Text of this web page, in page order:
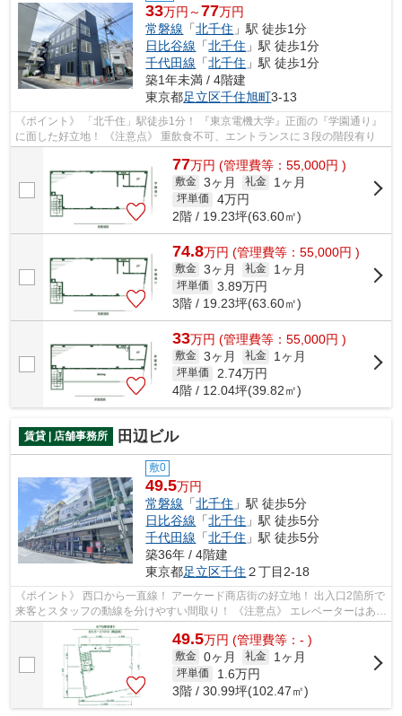
33万円～77万円
常磐線 「北千住 」駅 徒歩1分
日比谷線 「北千住 」駅 徒歩1分
千代田線 「北千住 」駅 徒歩1分
築1年未満 / 4階建
東京都足立区千住旭町3-13
《ポイント》 「北千住」駅徒歩1分！ 『東京電機大学』正面の『学園通り』
に面した好立地！ 《注意点》 重飲食不可、エントランスに３段の階段有り
77万円 (管理費等：55,000円 )
敷金 3ヶ月 礼金 1ヶ月
坪単価 4万円
2階 / 19.23坪(63.60㎡)
74.8万円 (管理費等：55,000円 )
敷金 3ヶ月 礼金 1ヶ月
坪単価 3.89万円
3階 / 19.23坪(63.60㎡)
33万円 (管理費等：55,000円 )
敷金 3ヶ月 礼金 1ヶ月
坪単価 2.74万円
4階 / 12.04坪(39.82㎡)
賃貸 | 店舗事務所 田辺ビル
敷0
49.5万円
常磐線 「北千住 」駅 徒歩5分
日比谷線 「北千住 」駅 徒歩5分
千代田線 「北千住 」駅 徒歩5分
築36年 / 4階建
東京都足立区千住 ２丁目2-18
《ポイント》 西口から一直線！ アーケード商店街の好立地！ 出入口2箇所で
来客とスタッフの動線を分けやすい間取り！ 《注意点》 エレベーターはあり
ません
49.5万円 (管理費等：- )
敷金 0ヶ月 礼金 1ヶ月
坪単価 1.6万円
3階 / 30.99坪(102.47㎡)